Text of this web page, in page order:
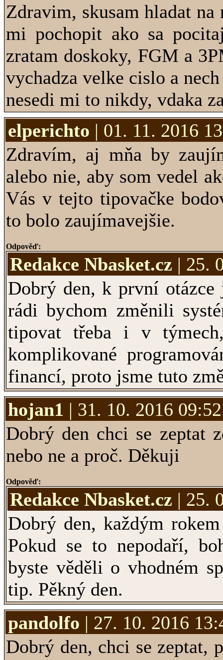
Zdravim, skusam hladat na
mi pochopit ako sa
zratam doskoky, FGM a
vychadza velke cislo a
nesedi mi to nikdy, vdaka
elperichto | 01. 11. 2016
Zdravím, aj mňa by
alebo nie, aby som vedel
Vás v tejto tipovačke
to bolo zaujímavejšie.
Odpověď:
Redakce Nbasket.cz | 25.
Dobrý den, k první
rádi bychom změnili
tipovat třeba i v
komplikované
financí, proto jsme tuto
hojan1 | 31. 10. 2016
Dobrý den chci se zeptat
nebo ne a proč. Děkuji
Odpověď:
Redakce Nbasket.cz | 25.
Dobrý den, každým
Pokud se to nepodaří,
byste věděli o vhodném
tip. Pěkný den.
pandolfo | 27. 10. 2016
Dobrý den, chci se zeptat,